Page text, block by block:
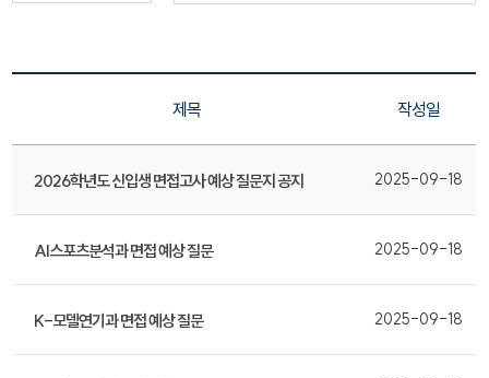
제목 작성일
2026학년도 신입생 면접고사 예상 질문지 공지 2025-09-18
AI스포츠분석과 면접 예상 질문 2025-09-18
K-모델연기과 면접 예상 질문 2025-09-18